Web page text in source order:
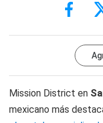
Mission District en
mexicano más